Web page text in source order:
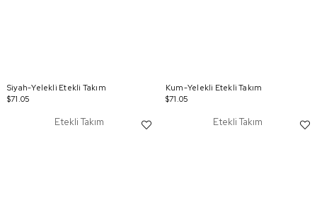
Siyah-Yelekli Etekli Takım
$71.05
Kum-Yelekli Etekli Takım
$71.05
Etekli Takım Etekli Takım